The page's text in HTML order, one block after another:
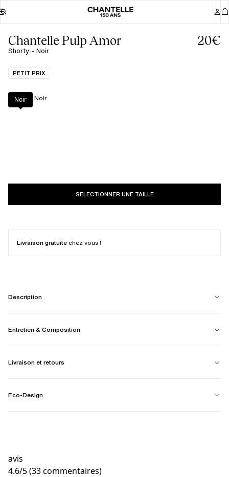
Chantelle Pulp Amor
Shorty - Noir
20€
PETIT PRIX
Couleur Noir
Noir
SELECTIONNER UNE TAILLE
Livraison gratuite chez vous !
Description
Entretien & Composition
Livraison et retours
Eco-Design
avis
4.6/5(33 commentaires)